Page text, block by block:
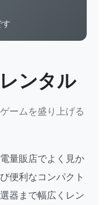
ンタル
ームを盛り上げる
量販店でよく見か
便利なコンパクト
器まで幅広くレン